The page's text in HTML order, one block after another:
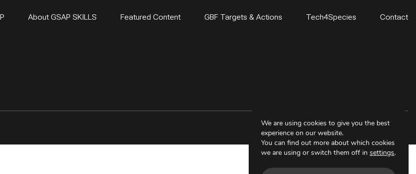
About GSAP SKILLS Featured Content GBF Targets & Actions Tech4Species Contact
Copyright © 2025. All Rights Reserved.
We are using cookies to give you the best
experience on our website.
You can find out more about which cookies
we are using or switch them off in settings.